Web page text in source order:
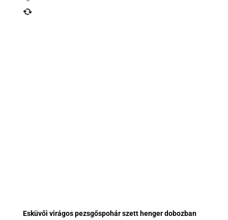
Esküvői virágos pezsgőspohár szett henger dobozban